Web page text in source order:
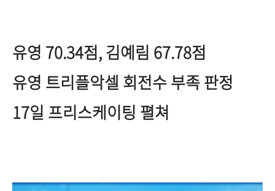
유영 70.34점, 김예림 67.78점
유영 트리플악셀 회전수 부족 판정
17일 프리스케이팅 펼쳐